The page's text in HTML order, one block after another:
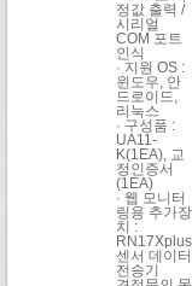
정값 출력 /
시리얼
COM 포트
인식
· 지원 OS :
윈도우, 안
드로이드,
리눅스
· 구성품 :
UA11-
K(1EA), 교
정인증서
(1EA)
· 웹 모니터
링용 추가장
치 :
RN17Xplus
센서 데이터
전송기